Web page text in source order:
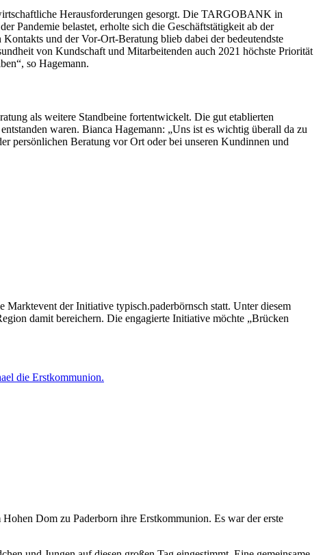
Herausforderungen gesorgt. Die TARGOBANK in
Pandemie belastet, erholte sich die Geschäftstätigkeit ab der
und der Vor-Ort-Beratung blieb dabei der bedeutendste
von Kundschaft und Mitarbeitenden auch 2021 höchste Priorität
so Hagemann.
als weitere Standbeine fortentwickelt. Die gut etablierten
waren. Bianca Hagemann: „Uns ist es wichtig überall da zu
persönlichen Beratung vor Ort oder bei unseren Kundinnen und
der Initiative typisch.paderbörnsch statt. Unter diesem
damit bereichern. Die engagierte Initiative möchte „Brücken
Dom zu Paderborn ihre Erstkommunion. Es war der erste